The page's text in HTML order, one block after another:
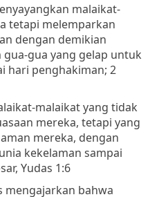
malaikat-
tetapi melemparkan
dengan demikian
gua yang gelap untuk
hari penghakiman; 2
malaikat yang tidak
mereka, tetapi yang
mereka, dengan
kekelaman sampai
Yudas 1:6
mengajarkan bahwa